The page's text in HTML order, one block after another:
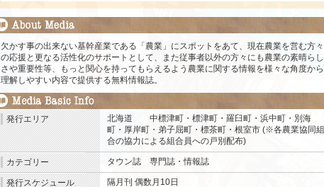
欠かす事の出来ない基幹産業である「農業」にスポットをあて、現在農業を営む方々
の応援と更なる活性化のサポートとして、また従事者以外の方々にも農業の素晴らし
さや重要性等、もっと関心を持ってもらえるよう農業に関する情報を様々な角度から
理解しやすい内容で提供する無料情報誌。
発行エリア 北海道 中標津町・標津町・羅臼町・浜中町・別海
町・厚岸町・弟子屈町・標茶町・根室市 (※各農業協同組
合の協力による組合員への戸別配布)
カテゴリー タウン誌 専門誌・情報誌
発行スケジュール 隔月刊 偶数月10日